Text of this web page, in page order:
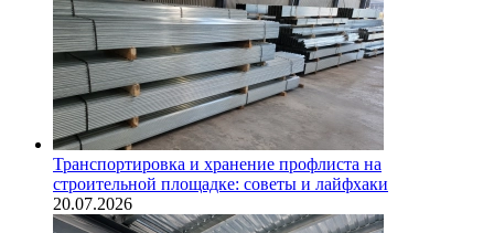
Транспортировка и хранение профлиста на
строительной площадке: советы и лайфхаки
20.07.2026